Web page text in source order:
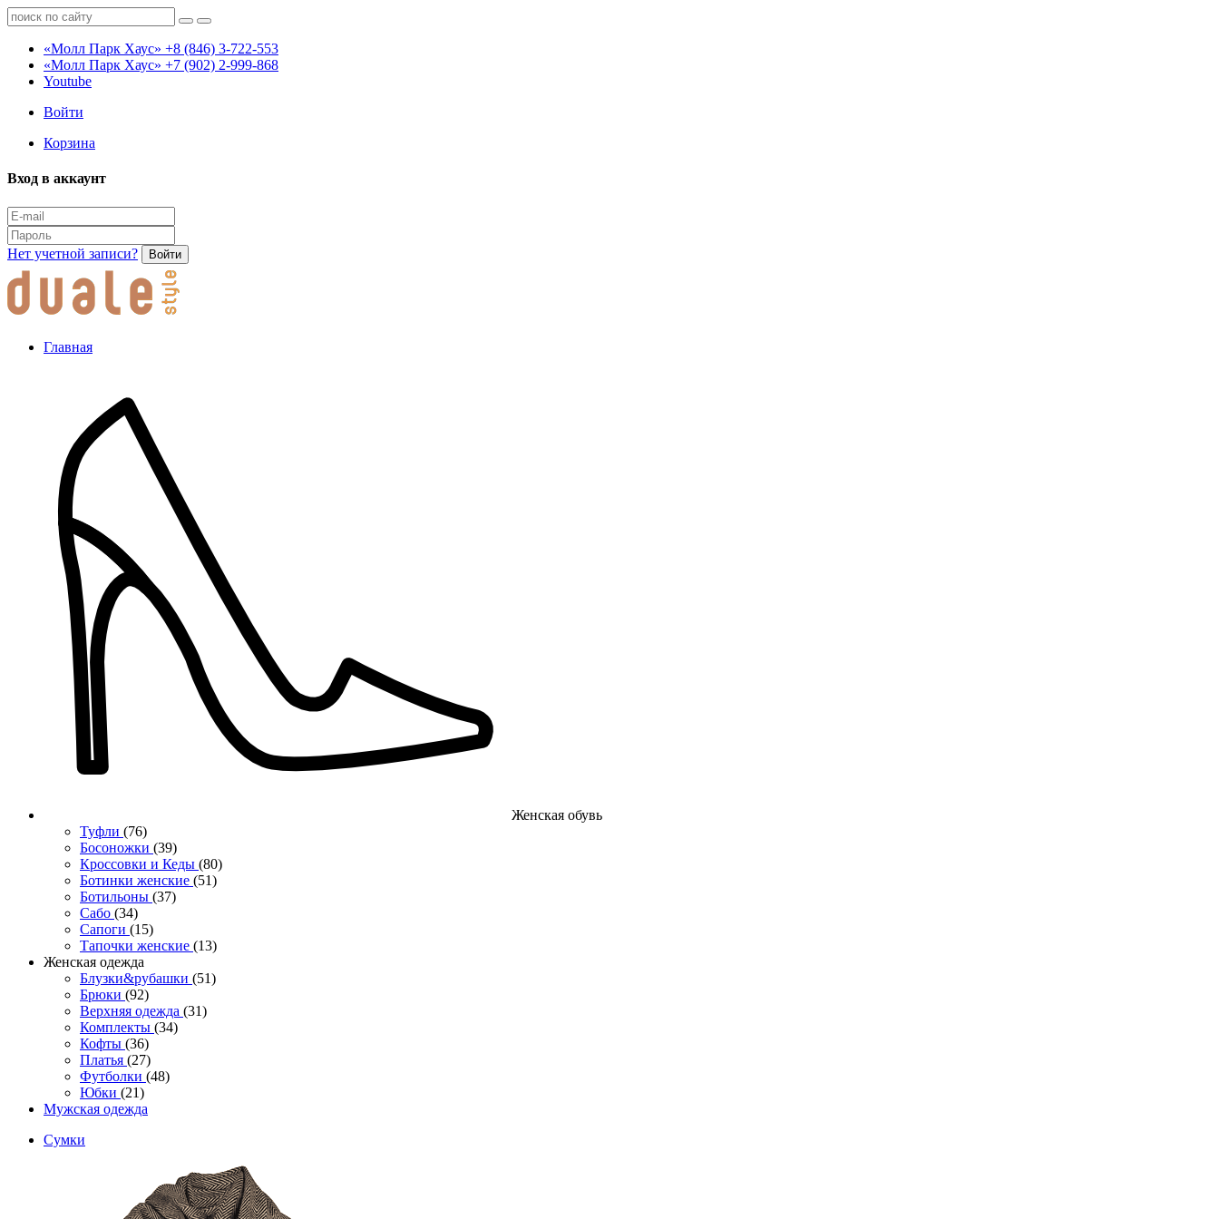
«Молл Парк Хаус» +8 (846) 3-722-553
«Молл Парк Хаус» +7 (902) 2-999-868
Youtube
Войти
Корзина
Вход в аккаунт
Нет учетной записи? Войти
Главная
Женcкая обувь
Туфли (76)
Босоножки (39)
Кроссовки и Кеды (80)
Ботинки женские (51)
Ботильоны (37)
Сабо (34)
Сапоги (15)
Тапочки женские (13)
Женская одежда
Блузки&рубашки (51)
Брюки (92)
Верхняя одежда (31)
Комплекты (34)
Кофты (36)
Платья (27)
Футболки (48)
Юбки (21)
Мужская одежда
Сумки